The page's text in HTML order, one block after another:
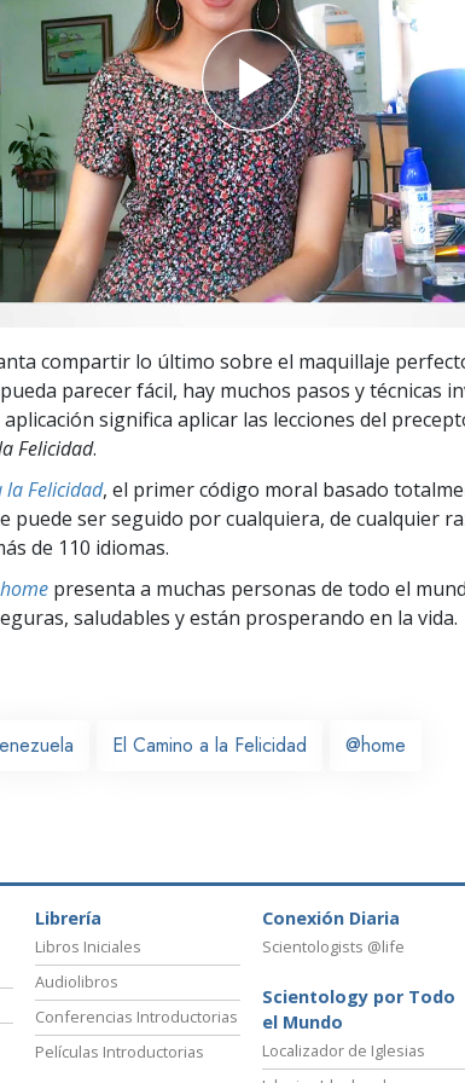
compartir lo último sobre el maquillaje
parecer fácil, hay muchos pasos y técnicas
significa aplicar las lecciones del
Felicidad.
la Felicidad, el primer código moral basado
puede ser seguido por cualquiera, de cualquier
de 110 idiomas.
presenta a muchas personas de todo el
saludables y están prosperando en la vida.
El Camino a la Felicidad @home
Librería
Libros Iniciales
Audiolibros
Conferencias Introductorias
Películas Introductorias
Conexión Diaria
Scientologists @life
Scientology por Todo
el Mundo
Localizador de Iglesias